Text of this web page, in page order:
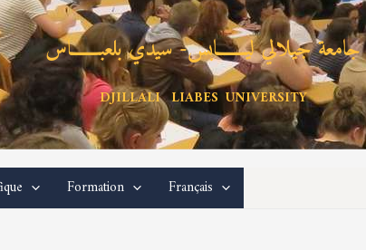
جامعة جيلالي ليـــــــابس- سيدي بلعبـــــــاس
DJILLALI LIABES UNIVERSITY
Formation Français